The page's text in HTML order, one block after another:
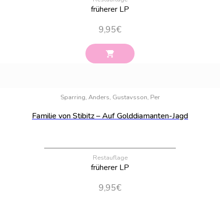
früherer LP
9,95€
Sparring, Anders, Gustavsson, Per
Familie von Stibitz – Auf Golddiamanten-Jagd
Restauflage
früherer LP
9,95€